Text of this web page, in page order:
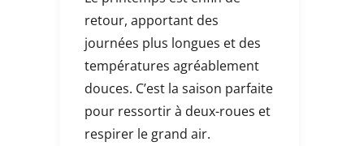
retour, apportant des
journées plus longues et des
températures agréablement
douces. C’est la saison parfaite
pour ressortir à deux-roues et
respirer le grand air.